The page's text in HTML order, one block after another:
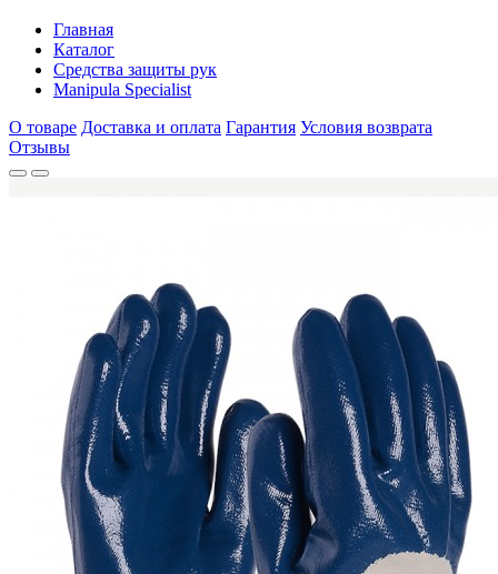
Главная
Каталог
Средства защиты рук
Manipula Specialist
О товаре Доставка и оплата Гарантия Условия возврата
Отзывы